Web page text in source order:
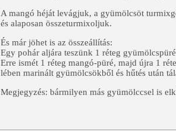
A mangó héját levágjuk, a gyümölcsöt
és alaposan összeturmixoljuk.
És már jöhet is az összeállítás:
Egy pohár aljára teszünk 1 réteg
Erre ismét 1 réteg mangó-püré, majd újra 1
lében marinált gyümölcsökből és hűtés után
Megjegyzés: bármilyen más gyümölccsel is